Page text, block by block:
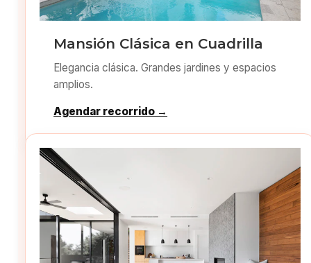
Mansión Clásica en Cuadrilla
Elegancia clásica. Grandes jardines y espacios
amplios.
Agendar recorrido →